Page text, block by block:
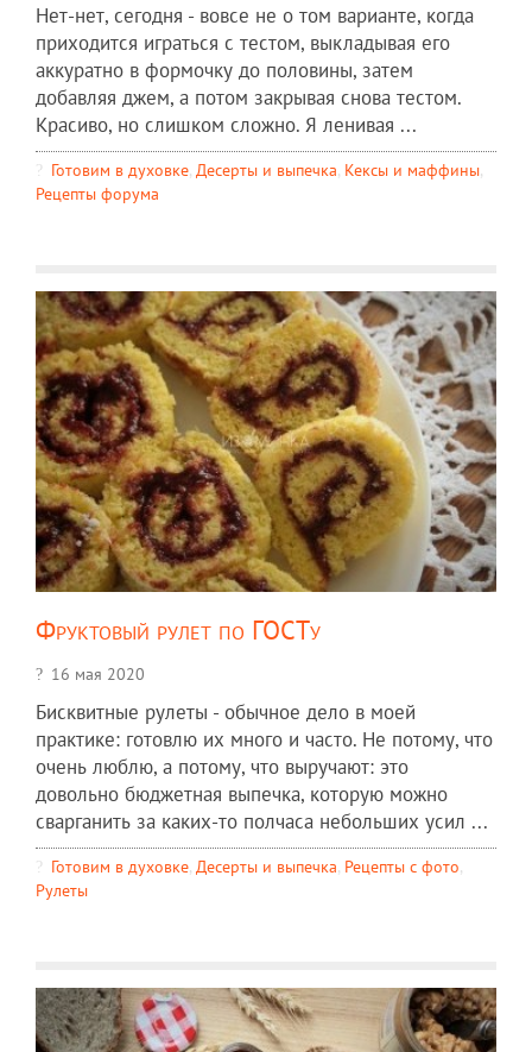
Нет-нет, сегодня - вовсе не о том варианте, когда
приходится играться с тестом, выкладывая его
аккуратно в формочку до половины, затем
добавляя джем, а потом закрывая снова тестом.
Красиво, но слишком сложно. Я ленивая ...
Готовим в духовке, Десерты и выпечка, Кексы и маффины,
Рецепты форума
Фруктовый рулет по ГОСТу
16 мая 2020
Бисквитные рулеты - обычное дело в моей
практике: готовлю их много и часто. Не потому, что
очень люблю, а потому, что выручают: это
довольно бюджетная выпечка, которую можно
сварганить за каких-то полчаса небольших усил ...
Готовим в духовке, Десерты и выпечка, Рецепты c фото,
Рулеты